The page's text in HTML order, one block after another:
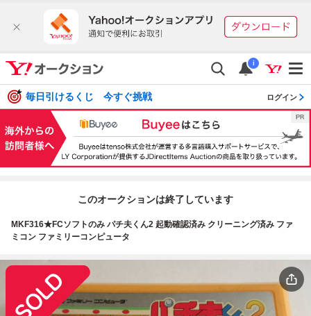
i
毎日引けるくじ 今すぐ挑戦 ログイン
このオークションは終了しています
MKF316★FCソフトのみ パチ夫くん2 起動確認済み クリーニング済み ファ
ミコン ファミリーコンピュータ